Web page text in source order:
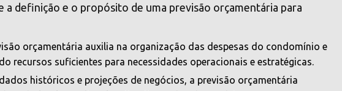
a definição e o propósito de uma previsão orçamentária para
orçamentária auxilia na organização das despesas do condomínio e
recursos suficientes para necessidades operacionais e estratégicas.
históricos e projeções de negócios, a previsão orçamentária